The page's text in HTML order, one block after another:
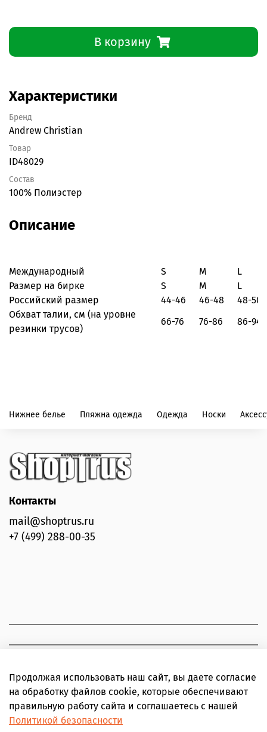
В корзину
Характеристики
Бренд
Andrew Christian
Товар
ID48029
Состав
100% Полиэстер
Описание
Международный S M
L
Размер на бирке
S M
L
Российский размер
44-46 46-48
48-50
Обхват талии, см (на уровне
резинки трусов)
66-76 76-86 86-94
Нижнее белье Пляжна одежда Одежда Носки
Контакты
mail@shoptrus.ru
+7 (499) 288-00-35
Продолжая использовать наш сайт, вы даете согласие
на обработку файлов cookie, которые обеспечивают
правильную работу сайта и соглашаетесь с нашей
Политикой безопасности